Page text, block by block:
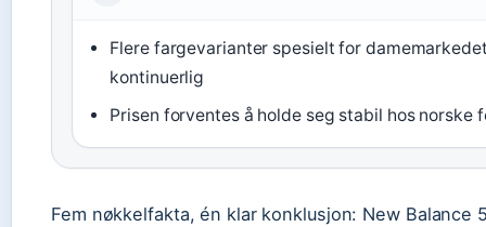
Flere fargevarianter spesielt for
kontinuerlig
Prisen forventes å holde seg stabil hos norske
Fem nøkkelfakta, én klar konklusjon: New Balance